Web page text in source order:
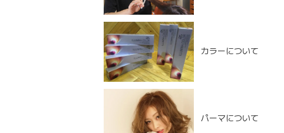
カラーについて
パーマについて